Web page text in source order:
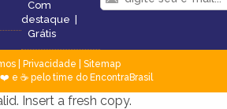
Com
destaque |
Grátis
| Privacidade
Sitemap
e ☕ pelo time do EncontraBrasil
Insert a fresh copy.